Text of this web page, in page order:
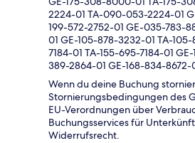
2224-01 TA-090-053-2224-01
199-572-2752-01 GE-035-783-
01 GE-105-878-3232-01 TA-
7184-01 TA-155-695-7184-01
389-2864-01 GE-168-834-8672-
Wenn du deine Buchung
Stornierungsbedingungen des
EU-Verordnungen über
Buchungsservices für
Widerrufsrecht.